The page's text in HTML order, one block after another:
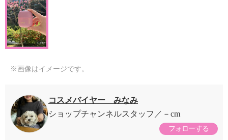
※画像はイメージです。
コスメバイヤー みなみ
ショップチャンネルスタッフ
－cm
フォローする